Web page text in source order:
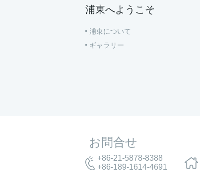
浦東へようこそ
浦東について
ギャラリー
お問合せ
+86-21-5878-8388
+86-189-1614-4691